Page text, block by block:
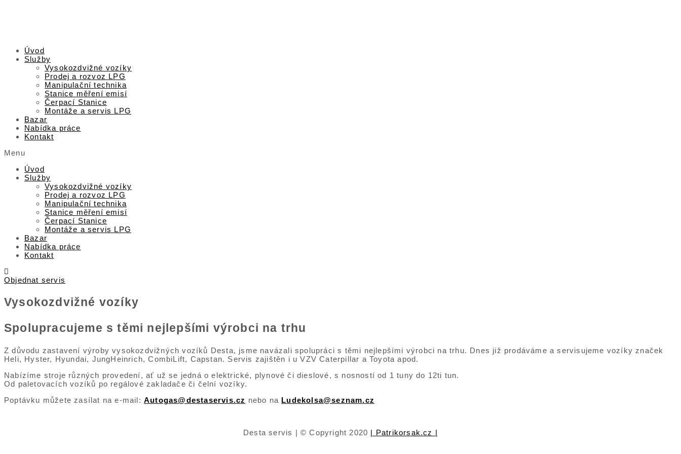
Úvod
Služby
Vysokozdvižné vozíky
Prodej a rozvoz LPG
Manipulační technika
Stanice měření emisí
Čerpací Stanice
Montáže a servis LPG
Bazar
Nabídka práce
Kontakt
Menu
Úvod
Služby
Vysokozdvižné vozíky
Prodej a rozvoz LPG
Manipulační technika
Stanice měření emisí
Čerpací Stanice
Montáže a servis LPG
Bazar
Nabídka práce
Kontakt
Objednat servis
Vysokozdvižné vozíky
Spolupracujeme s těmi nejlepšími výrobci na trhu
Z důvodu zastavení výroby vysokozdvižných vozíků Desta, jsme navázali spolupráci s těmi nejlepšími výrobci na trhu. Dnes již prodáváme a servisujeme vozíky značek
Heli, Hyster, Hyundai, JungHeinrich, CombiLift, Capstan. Servis zajištěn i u VZV Caterpillar a Toyota apod.
Nabízíme stroje různých provedení, ať už se jedná o elektrické, plynové či dieslové, s nosností od 1 tuny do 12ti tun.
Od paletovacích vozíků po regálové zakladače či čelní vozíky.
Poptávku můžete zasílat na e-mail: Autogas@destaservis.cz nebo na Ludekolsa@seznam.cz
Desta servis | © Copyright 2020 | Patrikorsak.cz |